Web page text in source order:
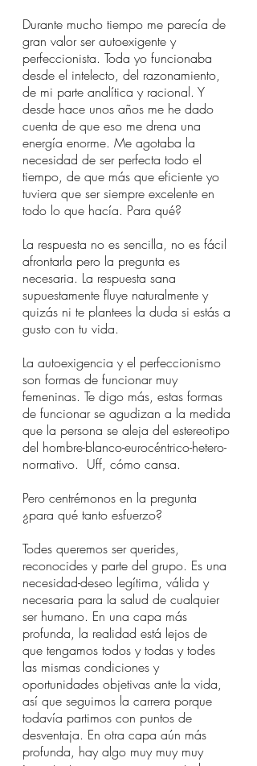
Durante mucho tiempo me parecía de
gran valor ser autoexigente y
perfeccionista. Toda yo funcionaba
desde el intelecto, del razonamiento,
de mi parte analítica y racional. Y
desde hace unos años me he dado
cuenta de que eso me drena una
energía enorme. Me agotaba la
necesidad de ser perfecta todo el
tiempo, de que más que eficiente yo
tuviera que ser siempre excelente en
todo lo que hacía. Para qué?
La respuesta no es sencilla, no es fácil
afrontarla pero la pregunta es
necesaria. La respuesta sana
supuestamente fluye naturalmente y
quizás ni te plantees la duda si estás a
gusto con tu vida.
La autoexigencia y el perfeccionismo
son formas de funcionar muy
femeninas. Te digo más, estas formas
de funcionar se agudizan a la medida
que la persona se aleja del estereotipo
del hombre-blanco-eurocéntrico-hetero-
normativo.  Uff, cómo cansa.
Pero centrémonos en la pregunta
¿para qué tanto esfuerzo?
Todes queremos ser querides,
reconocides y parte del grupo. Es una
necesidad-deseo legítima, válida y
necesaria para la salud de cualquier
ser humano. En una capa más
profunda, la realidad está lejos de
que tengamos todos y todas y todes
las mismas condiciones y
oportunidades objetivas ante la vida,
así que seguimos la carrera porque
todavía partimos con puntos de
desventaja. En otra capa aún más
profunda, hay algo muy muy muy